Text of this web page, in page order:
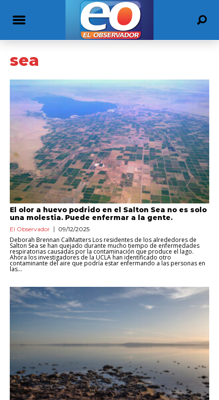
sea
El olor a huevo podrido en el Salton Sea no es solo
una molestia. Puede enfermar a la gente.
El Observador 09/12/2025
Deborah Brennan CalMatters Los residentes de los alrededores de
Salton Sea se han quejado durante mucho tiempo de enfermedades
respiratorias causadas por la contaminación que produce el lago.
Ahora los investigadores de la UCLA han identificado otro
contaminante del aire que podría estar enfermando a las personas en
las...